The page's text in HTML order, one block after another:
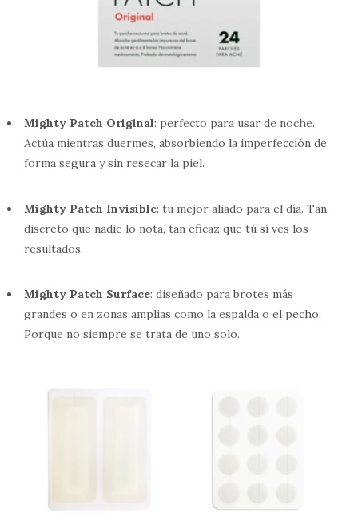
Mighty Patch Original: perfecto para usar de noche.
Actúa mientras duermes, absorbiendo la imperfección de
forma segura y sin resecar la piel.
Mighty Patch Invisible: tu mejor aliado para el día. Tan
discreto que nadie lo nota, tan eficaz que tú sí ves los
resultados.
Mighty Patch Surface: diseñado para brotes más
grandes o en zonas amplias como la espalda o el pecho.
Porque no siempre se trata de uno solo.